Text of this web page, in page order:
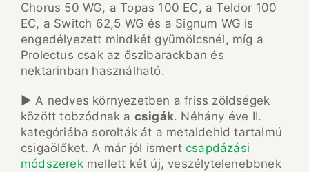
Chorus 50 WG, a Topas 100 EC, a Teldor 100
EC, a Switch 62,5 WG és a Signum WG is
engedélyezett mindkét gyümölcsnél, míg a
Prolectus csak az őszibarackban és
nektarinban használható.
► A nedves környezetben a friss zöldségek
között tobzódnak a csigák. Néhány éve II.
kategóriába sorolták át a metaldehid tartalmú
csigaölőket. A már jól ismert csapdázási
módszerekmellett két új, veszélytelenebbnek